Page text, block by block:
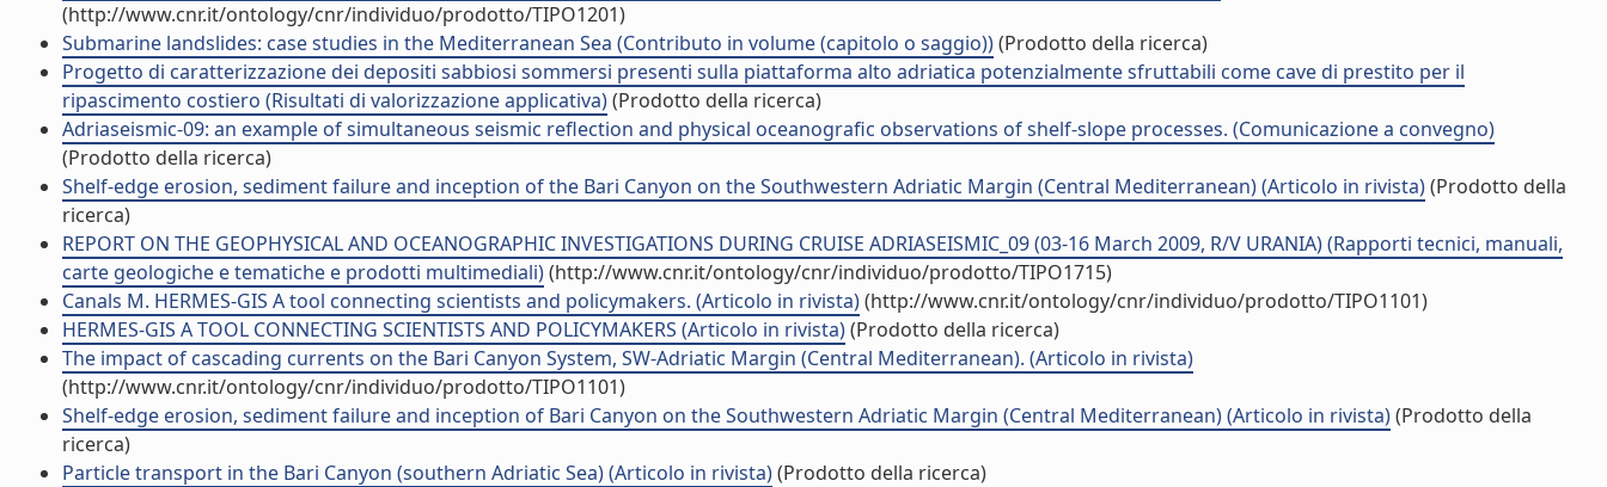
(http://www.cnr.it/ontology/cnr/individuo/prodotto/TIPO1201)
Submarine landslides: case studies in the Mediterranean Sea (Contributo in volume (capitolo o saggio))(Prodotto della ricerca)
Progetto di caratterizzazione dei depositi sabbiosi sommersi presenti sulla piattaforma alto adriatica potenzialmente sfruttabili come cave di prestito per il
ripascimento costiero (Risultati di valorizzazione applicativa)(Prodotto della ricerca)
Adriaseismic-09: an example of simultaneous seismic reflection and physical oceanografic observations of shelf-slope processes. (Comunicazione a convegno)
(Prodotto della ricerca)
Shelf-edge erosion, sediment failure and inception of the Bari Canyon on the Southwestern Adriatic Margin (Central Mediterranean) (Articolo in rivista)(Prodotto della
ricerca)
REPORT ON THE GEOPHYSICAL AND OCEANOGRAPHIC INVESTIGATIONS DURING CRUISE ADRIASEISMIC_09 (03-16 March 2009, R/V URANIA) (Rapporti tecnici, manuali,
carte geologiche e tematiche e prodotti multimediali)(http://www.cnr.it/ontology/cnr/individuo/prodotto/TIPO1715)
Canals M. HERMES-GIS A tool connecting scientists and policymakers. (Articolo in rivista)(http://www.cnr.it/ontology/cnr/individuo/prodotto/TIPO1101)
HERMES-GIS A TOOL CONNECTING SCIENTISTS AND POLICYMAKERS (Articolo in rivista)(Prodotto della ricerca)
The impact of cascading currents on the Bari Canyon System, SW-Adriatic Margin (Central Mediterranean). (Articolo in rivista)
(http://www.cnr.it/ontology/cnr/individuo/prodotto/TIPO1101)
Shelf-edge erosion, sediment failure and inception of Bari Canyon on the Southwestern Adriatic Margin (Central Mediterranean) (Articolo in rivista)(Prodotto della
ricerca)
Particle transport in the Bari Canyon (southern Adriatic Sea) (Articolo in rivista)(Prodotto della ricerca)